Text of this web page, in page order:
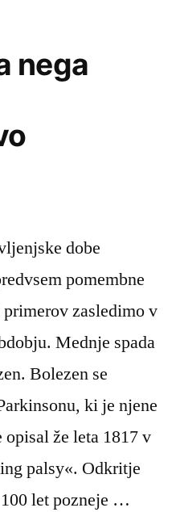
nega
dobe
pomembne
zasledimo v
Mednje spada
Bolezen se
ki je njene
že leta 1817 v
palsy«. Odkritje
let pozneje …